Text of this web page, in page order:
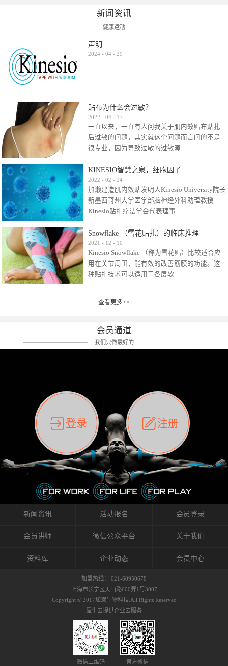
新闻资讯
健康运动
声明
2024 - 04 - 29
贴布为什么会过敏？
2022 - 04 - 17
一直以来，一直有人问我关于肌内效贴布贴扎
后过敏的问题，其实就这个问题而言问的不是
很专业，因为导致过敏的过敏源...
很多，比如试穿件衣服有时都会过敏，特定条
件下吃东西有时也会过敏，难道不吃不穿了？
其他品牌的在此我们不予评价，就KINESIO肌内
效贴布来说，40多年的研究开发制造肌内效贴
比如我本人，几乎天天接触KINESIO肌内效，无
论从皮肤适应性还是本人皮肤本身就不属于不
易过敏的那种，基本不会有过敏瘙痒的情况。
但是，当身体不适、休息不好、持续紧张等特
殊因素的影响下，有时还是会出现瘙痒过敏的
前后后居家近30天左右，感觉日子都日夜颠倒
痛影响走路。当天疼痛部贴了EDF和胃十字，膝
关节贴了半月板贴布。第2天第12肋部的EDF和
消失，贴布也没有出现进一步瘙痒过敏。而膝
关节的半月板贴布张力用的100%，但自始至终
它都很坚强的贴着，没有出现过任何瘙痒的迹
象。不同的条件下，同一个身体，不同的部位
皮肤的敏感度也有不同。因此我们KINESIO要做
的，是在研发生产过程中竭尽全力的降低致敏
性，减少贴布本身带来的致敏率。那到底是什
么原因引起的过敏瘙痒呢？我整理了以下内容
仅供大家参考，希望能给予大家帮助。首先我
们分析解剖下过敏的原因，然后简说一下
KINESIO贴布贴扎后预防应对。我把导致过敏的
原因，简单分为外因和内因。外因1，贴布贴布
括：1）面料的伸展率、回缩率、纤维的刺激
能会给皮肤带来过度的刺激，从而引起过敏瘙
KINESIO智慧之泉，细胞因子
2022 - 02 - 24
加濑建造肌内效贴发明人Kinesio University院长
新墨西哥州大学医学部脑神经外科助理教授
Kinesio贴扎疗法学会代表理事...
Kinesio Taping Association International
（KTAI）名誉会长 身体具有免疫、疼痛、细胞
破坏、发热、修复、增殖、再生等自然愈合能
力。 多作为细胞因子存在于皮肤表皮、真皮、
扎疗法）的效果是通过创造一个环境，使每种
以激发身体的自然愈合能力。 通常，药物会削
弱细胞因子的作用，单方面还会引起副作用的
症状。 与此相比，Kinesio肌内效贴创造了细
的控制仍有许多未知。 细胞因子是一种酵素，
各种各样的酵素起着适当的作用，为细胞创造
了适合居住的环境。 在现代医学上，这种细胞
因子是一种酶的观点往往被否定，但在体内有
有毒细菌和无毒细菌，它们起着保持身体平衡
的作用。 Kinesio肌内效贴不像药物那样在短时
间内表现出症状，而是通过花费时间创造一个
对身体没有伤害（副作用等）的环境来减轻症
状。 但是，由于营养、精神、运动的平衡被破
坏，各种细胞就会发生病态变化。 在一定的状
态下，细胞因子会自动捕捉异常，并在细胞之
间传递适当的修复信息。可以收集各自所需的
因子级联；细胞因子的连锁反应）。 如果这种
者甚至提供不需要的物质。 因此，身体所需的
自然愈合能力不仅不能发挥作用，反而会造成
恶化的环境。Kinesio肌内效贴的作用，就是解
决这些问题。 KinesioTaping ® （Kinesio贴扎
疗法）的概念是空（空间），动（流动），冷
（抑制热的上升），为了实现这些，贴布的质
作出来。 特别地，Kinesio Medical
Tappling®（Kinesio医疗贴扎）通过从皮肤表面
长时间给予适...
Snowflake （雪花贴扎）的临床推理
2021 - 12 - 10
Kinesio Snowflake （称为雪花贴）比较适合应
用在关节周围，能有效的改善筋膜的功能。这
种贴扎技术可以适用于各层软...
组织:肌肉，肌腱，韧带（主要围绕有问题的关
状，而是指贴布本身很重量，以及贴布刺激的
类型。贴布的应用充分利用了体内由间质液组
成的自然流体力学的流体层。这种轻微的刺激
间，还可以在单片贴布上提供支持和深度刺
激。通过对间质液的适当控制，可以连接皮下
筋膜，对关节进行非常轻柔的刺激，增加患部
的治疗区域。 snowflake“雪花”贴布不会妨碍皮
肤上下左右运动，有效的辅助修复关节周围组
织的筋膜。它可以作用于关节或肌肉表面，释
放压力，刺激深层筋膜。“雪花”贴扎疗法是一
种可以改变肌肉、筋膜和间质液之间自然流动
关系的方法。 间质液间质被称为人体的新器
官。研究人员认为，整个身体的网络是由坚韧
且柔软的蛋白质结构所支撑的相互连接的充满
流体的空间构成的。如果作为脏器，这是人体
最大的脏器，约占体重的20%（相比之下，皮
内流通，有助于细胞的再生和恢复。“1”“雪花”
周围进行轻柔的刺激，改善受影响的关节和肌
到辅助修复损伤组织的作用。对组织的营养供
膜，韧带和关节周围皮下组织的关节囊。 流
体力学理论加濑博士-Kinesio肌内效贴布的发明
人流体力学理论是以对日常生活产生反复影响
的纤细筋膜的性质为焦点。 筋膜容易受到外部
查看更多>>
会员通道
我们只做最好的
登录 注册
新闻资讯 活动报名 会员登录
会员讲师 微信公众平台 关于我们
资料库 企业动态 会员中心
加盟热线： 021-60950678
上海市长宁区天山路600弄1号3007
Copyright © 2017加濑生物科技.All Rights Reserved
犀牛云提供企业云服务
微信二维码 官方微信